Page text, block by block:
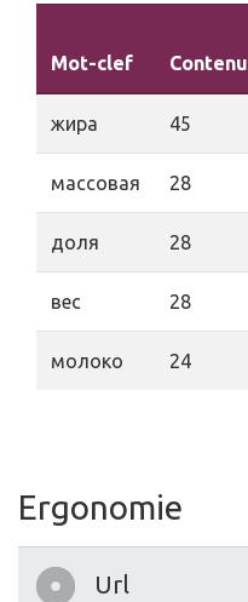
Mot-clef Contenu
жира 45
массовая 28
доля 28
вес 28
молоко 24
Ergonomie
Url